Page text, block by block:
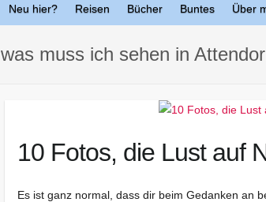
Neu hier? Reisen Bücher Buntes Über
was muss ich sehen in
10 Fotos, die Lust auf
Es ist ganz normal, dass dir beim Gedanken an